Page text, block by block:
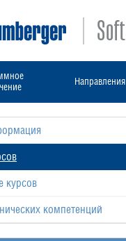
Направления
курсов
компетенций